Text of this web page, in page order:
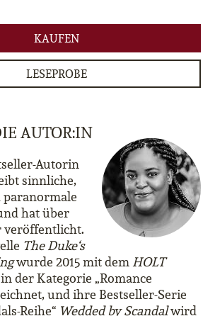
KAUFEN
LESEPROBE
AUTOR:IN
Autorin
sinnliche,
hat über
veröffentlicht.
The Duke‘s
wurde 2015 mit dem HOLT
der Kategorie „Romance
und ihre Bestseller-Serie
Reihe“ Wedded by Scandalwird